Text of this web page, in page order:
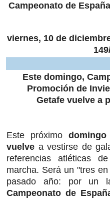
Campeonato de
viernes, 10 de
Este domingo,
Promoción de
Getafe vuelve a
Este próximo
vuelve a vestirse de
referencias atléticas
marcha. Será un "tres
pasado año: por un
Campeonato de